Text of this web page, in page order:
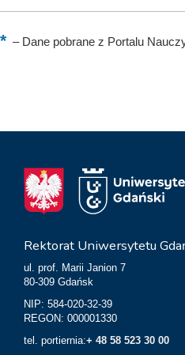
–Dane pobrane z Portalu
Rektorat Uniwersytetu
ul. prof. Marii Janion 7
80-309 Gdańsk
NIP: 584-020-32-39
REGON: 000001330
tel. portiernia:+ 48 58 523 30 00